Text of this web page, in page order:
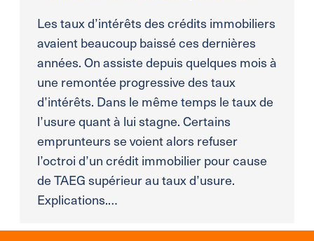
Les taux d’intérêts des crédits immobiliers
avaient beaucoup baissé ces dernières
années. On assiste depuis quelques mois à
une remontée progressive des taux
d’intérêts. Dans le même temps le taux de
l’usure quant à lui stagne. Certains
emprunteurs se voient alors refuser
l’octroi d’un crédit immobilier pour cause
de TAEG supérieur au taux d’usure.
Explications.…